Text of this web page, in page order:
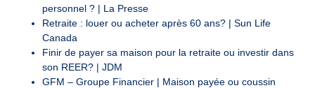
personnel ? | La Presse
Retraite : louer ou acheter après 60 ans? | Sun Life
Canada
Finir de payer sa maison pour la retraite ou investir dans
son REER? | JDM
GFM – Groupe Financier | Maison payée ou coussin